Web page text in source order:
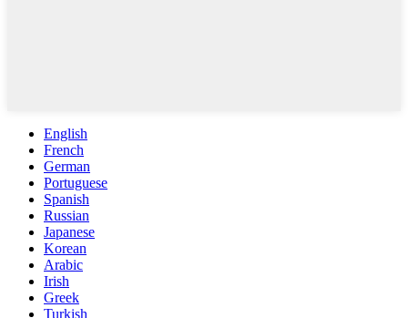
English
French
German
Portuguese
Spanish
Russian
Japanese
Korean
Arabic
Irish
Greek
Turkish